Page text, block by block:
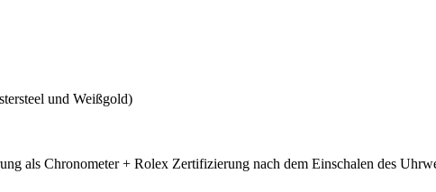
und Weißgold)
als Chronometer + Rolex Zertifizierung nach dem Einschalen des